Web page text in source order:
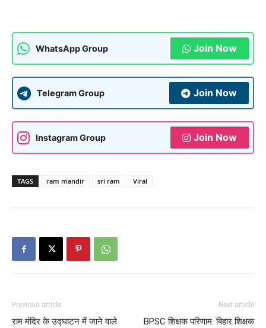
WhatsApp Group Join Now
Telegram Group Join Now
Instagram Group Join Now
TAGS ram mandir sri ram Viral
Previous article
राम मंदिर के उद्घाटन में जाने वाले
Next article
BPSC शिक्षक परिणाम: बिहार शिक्षक